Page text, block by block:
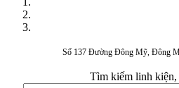
Số 137 Đường Đông Mỹ, Đông
Tìm kiếm linh kiện,